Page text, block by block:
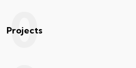
0
Projects